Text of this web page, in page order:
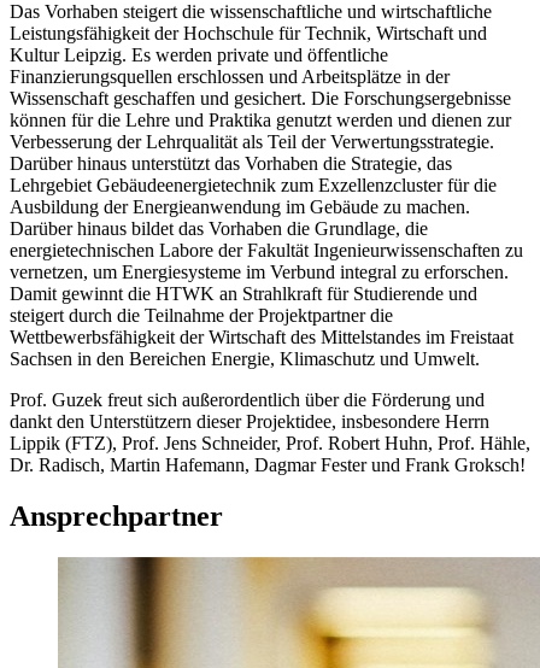
Das Vorhaben steigert die wissenschaftliche und wirtschaftliche
Leistungsfähigkeit der Hochschule für Technik, Wirtschaft und
Kultur Leipzig. Es werden private und öffentliche
Finanzierungsquellen erschlossen und Arbeitsplätze in der
Wissenschaft geschaffen und gesichert. Die Forschungsergebnisse
können für die Lehre und Praktika genutzt werden und dienen zur
Verbesserung der Lehrqualität als Teil der Verwertungsstrategie.
Darüber hinaus unterstützt das Vorhaben die Strategie, das
Lehrgebiet Gebäudeenergietechnik zum Exzellenzcluster für die
Ausbildung der Energieanwendung im Gebäude zu machen.
Darüber hinaus bildet das Vorhaben die Grundlage, die
energietechnischen Labore der Fakultät Ingenieurwissenschaften zu
vernetzen, um Energiesysteme im Verbund integral zu erforschen.
Damit gewinnt die HTWK an Strahlkraft für Studierende und
steigert durch die Teilnahme der Projektpartner die
Wettbewerbsfähigkeit der Wirtschaft des Mittelstandes im Freistaat
Sachsen in den Bereichen Energie, Klimaschutz und Umwelt.
Prof. Guzek freut sich außerordentlich über die Förderung und
dankt den Unterstützern dieser Projektidee, insbesondere Herrn
Lippik (FTZ), Prof. Jens Schneider, Prof. Robert Huhn, Prof. Hähle,
Dr. Radisch, Martin Hafemann, Dagmar Fester und Frank Groksch!
Ansprechpartner